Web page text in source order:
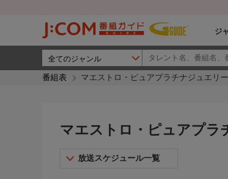
ジ
番組表 マエストロ・ピュアプラチナジュエリ
マエストロ・ピュアプラ
放送スケジュール一覧